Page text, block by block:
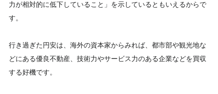
力が相対的に低下していること」を示しているともいえるからで
す。
行き過ぎた円安は、海外の資本家からみれば、都市部や観光地な
どにある優良不動産、技術力やサービス力のある企業などを買収
する好機です。